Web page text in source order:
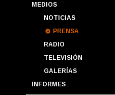
MEDIOS
NOTICIAS
PRENSA
RADIO
TELEVISIÓN
GALERÍAS
INFORMES